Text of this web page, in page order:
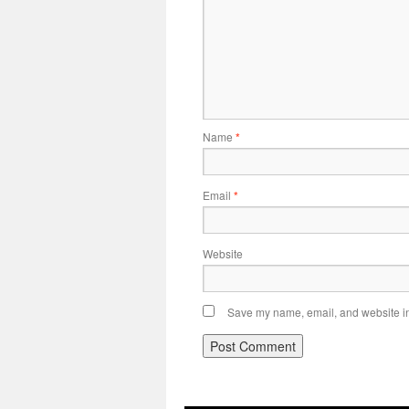
Name *
Email *
Website
Save my name, email, and website